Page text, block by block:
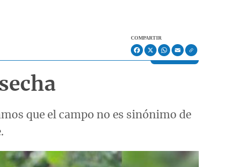
COMPARTIR
Facebook
X WhatsApp
Email
que el campo no es sinónimo de